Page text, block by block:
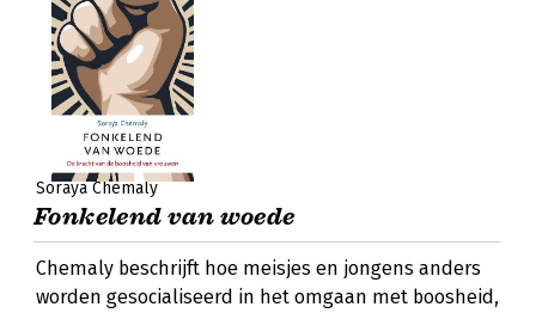
Soraya Chemaly
Fonkelend van woede
Chemaly beschrijft hoe meisjes en jongens anders
worden gesocialiseerd in het omgaan met boosheid,